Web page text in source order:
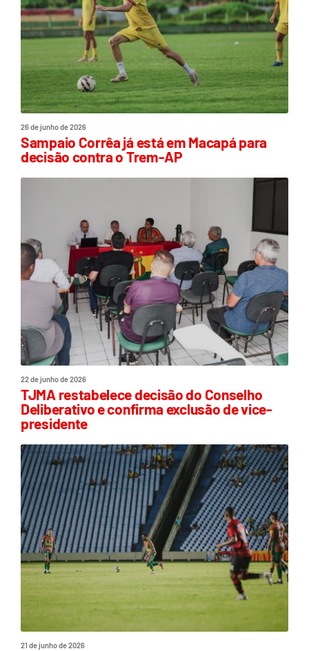
26 de junho de 2026
Sampaio Corrêa já está em Macapá para
decisão contra o Trem-AP
22 de junho de 2026
TJMA restabelece decisão do Conselho
Deliberativo e confirma exclusão de vice-
presidente
21 de junho de 2026